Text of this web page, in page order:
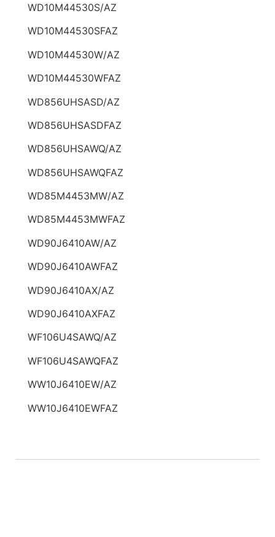
WD10M44530S/AZ
WD10M44530SFAZ
WD10M44530W/AZ
WD10M44530WFAZ
WD856UHSASD/AZ
WD856UHSASDFAZ
WD856UHSAWQ/AZ
WD856UHSAWQFAZ
WD85M4453MW/AZ
WD85M4453MWFAZ
WD90J6410AW/AZ
WD90J6410AWFAZ
WD90J6410AX/AZ
WD90J6410AXFAZ
WF106U4SAWQ/AZ
WF106U4SAWQFAZ
WW10J6410EW/AZ
WW10J6410EWFAZ